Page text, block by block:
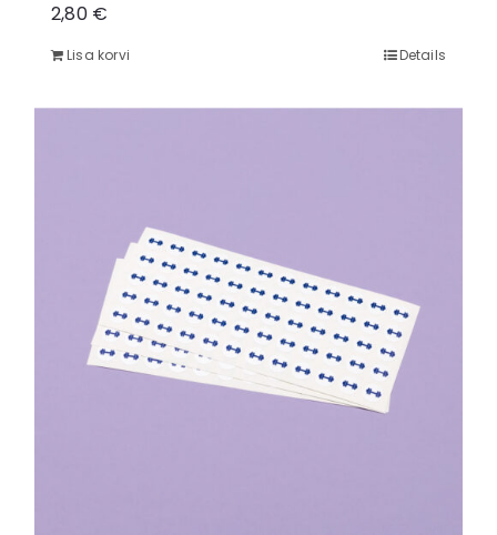
2,80 €
Lisa korvi Details